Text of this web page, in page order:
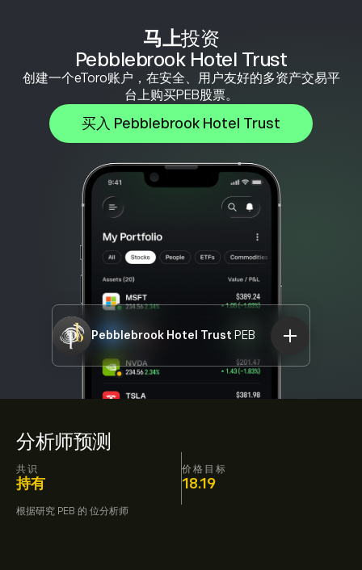
分析师预测
共识
持有
价格目标
18.19
根据研究 PEB 的 位分析师
马上投资
Pebblebrook Hotel Trust
创建一个eToro账户，在安全、用户友好的多资产交易平
台上购买PEB股票。
买入 Pebblebrook Hotel Trust
Pebblebrook Hotel Trust PEB